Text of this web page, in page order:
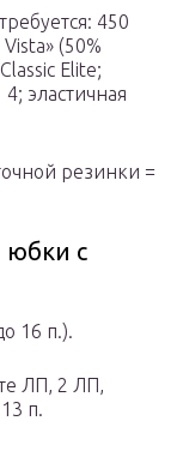
450
(50%
Elite;
эластичная
резинки =
юбки с
16 п.).
ЛП, 2 ЛП,
п.